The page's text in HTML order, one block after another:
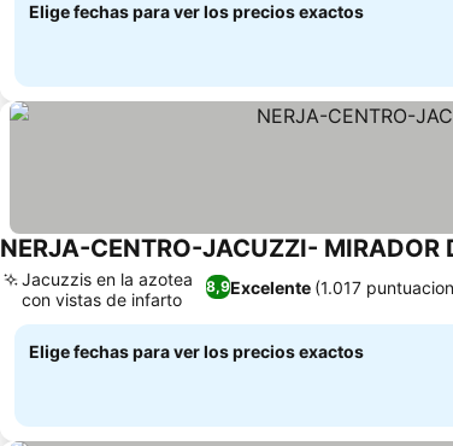
Elige fechas para ver los precios exactos
NERJA-CENTRO-JACUZZI-
8,9Excelente (1.017
Jacuzzis en la azotea
con vistas de infarto
Elige fechas para ver los precios exactos